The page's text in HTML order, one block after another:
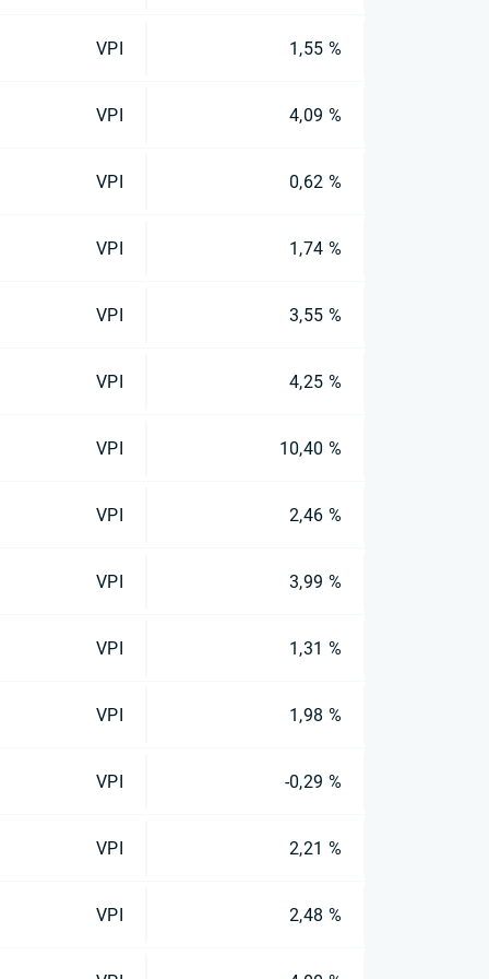
VPI 1,55 %
VPI 4,09 %
VPI 0,62 %
VPI 1,74 %
VPI 3,55 %
VPI 4,25 %
VPI 10,40 %
VPI 2,46 %
VPI 3,99 %
VPI 1,31 %
VPI 1,98 %
VPI -0,29 %
VPI 2,21 %
VPI 2,48 %